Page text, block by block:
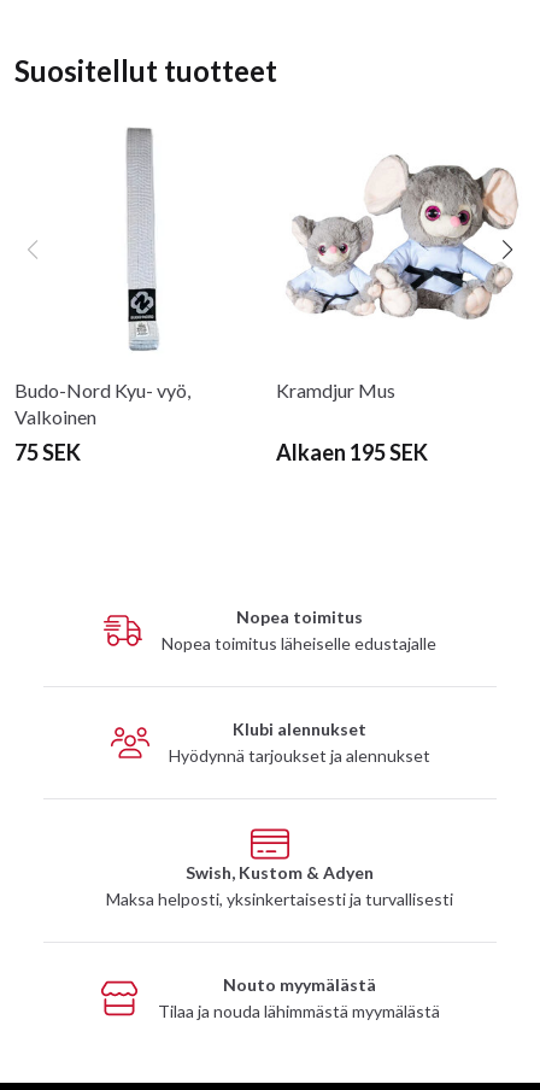
Suositellut tuotteet
Budo-Nord Kyu- vyö,
Valkoinen
75 SEK
Kramdjur Mus
Alkaen 195 SEK
Nopea toimitus
Nopea toimitus läheiselle edustajalle
Klubi alennukset
Hyödynnä tarjoukset ja alennukset
Swish, Kustom & Adyen
Maksa helposti, yksinkertaisesti ja turvallisesti
Nouto myymälästä
Tilaa ja nouda lähimmästä myymälästä